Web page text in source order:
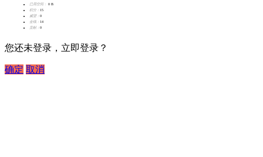
已用空间：
0 B
积分： 15
威望： 0
金钱： 14
贡献： 0
您还未登录，立即登录？
确定 取消